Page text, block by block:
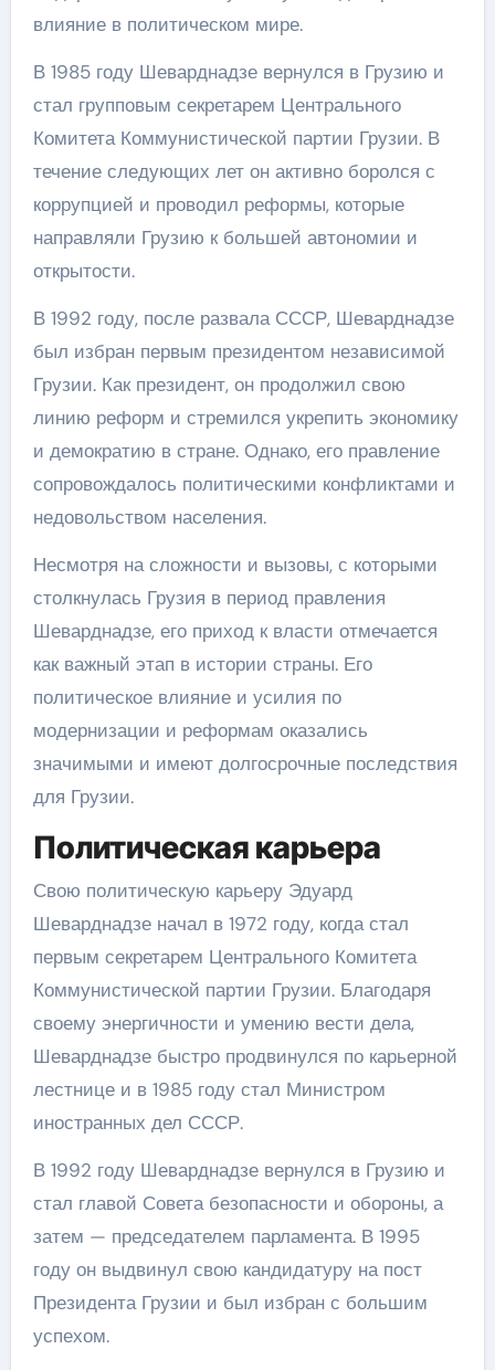
влияние в политическом мире.
В 1985 году Шеварднадзе вернулся в Грузию и
стал групповым секретарем Центрального
Комитета Коммунистической партии Грузии. В
течение следующих лет он активно боролся с
коррупцией и проводил реформы, которые
направляли Грузию к большей автономии и
открытости.
В 1992 году, после развала СССР, Шеварднадзе
был избран первым президентом независимой
Грузии. Как президент, он продолжил свою
линию реформ и стремился укрепить экономику
и демократию в стране. Однако, его правление
сопровождалось политическими конфликтами и
недовольством населения.
Несмотря на сложности и вызовы, с которыми
столкнулась Грузия в период правления
Шеварднадзе, его приход к власти отмечается
как важный этап в истории страны. Его
политическое влияние и усилия по
модернизации и реформам оказались
значимыми и имеют долгосрочные последствия
для Грузии.
Политическая карьера
Свою политическую карьеру Эдуард
Шеварднадзе начал в 1972 году, когда стал
первым секретарем Центрального Комитета
Коммунистической партии Грузии. Благодаря
своему энергичности и умению вести дела,
Шеварднадзе быстро продвинулся по карьерной
лестнице и в 1985 году стал Министром
иностранных дел СССР.
В 1992 году Шеварднадзе вернулся в Грузию и
стал главой Совета безопасности и обороны, а
затем — председателем парламента. В 1995
году он выдвинул свою кандидатуру на пост
Президента Грузии и был избран с большим
успехом.